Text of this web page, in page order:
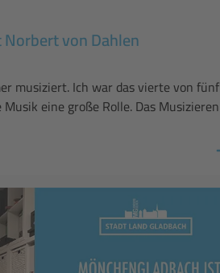
von Dahlen
musiziert. Ich war das vierte von fünf
eine große Rolle. Das Musizieren